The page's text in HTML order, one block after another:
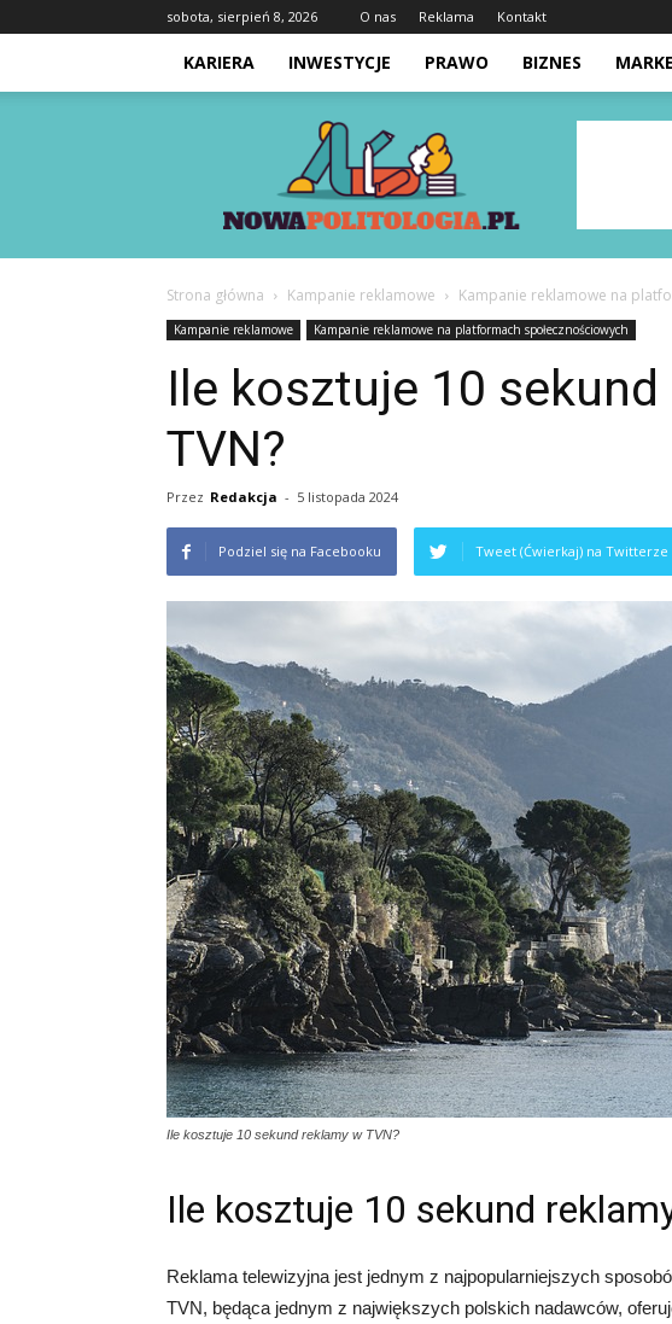
sobota, sierpień 8, 2026 O nas Reklama Kontakt
KARIERA INWESTYCJE PRAWO BIZNES
Nowapolitologia.pl
Strona główna Kampanie reklamowe Kampanie reklamowe na
Kampanie reklamowe Kampanie reklamowe na platformach społecznościowych
Ile kosztuje 10
TVN?
Przez Redakcja - 5 listopada 2024
Podziel się na Facebooku Tweet (Ćwierkaj) na Twitterze
Ile kosztuje 10 sekund reklamy w TVN?
Ile kosztuje 10 sekund
Reklama telewizyjna jest jednym z najpopularniejszych
TVN, będąca jednym z największych polskich nadawców,